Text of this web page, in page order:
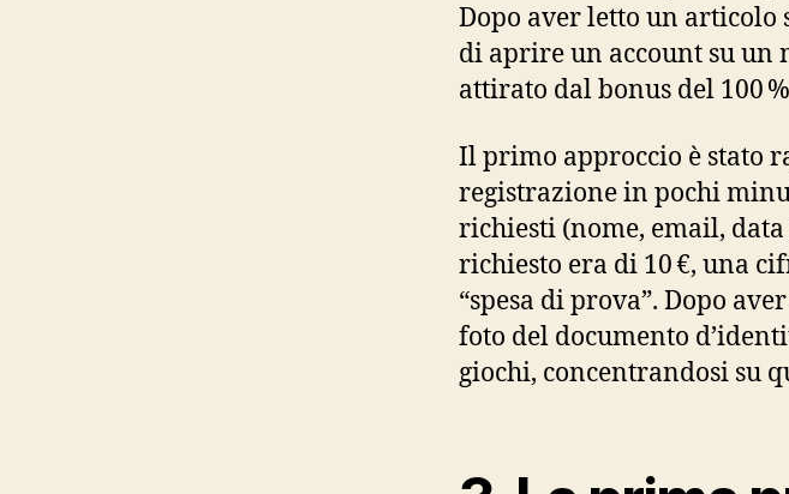
Dopo aver letto un articolo
di aprire un account su un
attirato dal bonus del 100
Il primo approccio è stato
registrazione in pochi
richiesti (nome, email,
richiesto era di 10 €, una
“spesa di prova”. Dopo
foto del documento
giochi, concentrandosi su